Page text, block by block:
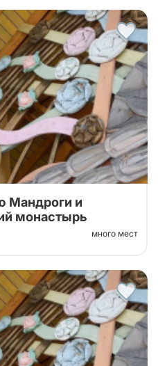
Свирский монастырь на
и туристическую
по территории
Свирский монастырь на
и туристическую
по территории
Мандроги и
монастырь
много мест